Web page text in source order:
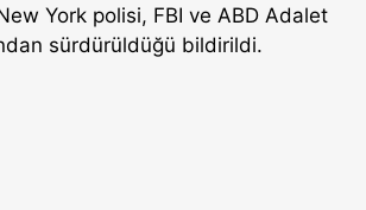
York polisi, FBI ve ABD Adalet
sürdürüldüğü bildirildi.